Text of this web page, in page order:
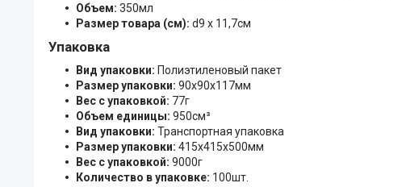
Объем: 350мл
Размер товара (см): d9 х 11,7см
Упаковка
Вид упаковки: Полиэтиленовый пакет
Размер упаковки: 90x90x117мм
Вес с упаковкой: 77г
Объем единицы: 950см³
Вид упаковки: Транспортная упаковка
Размер упаковки: 415x415x500мм
Вес с упаковкой: 9000г
Количество в упаковке: 100шт.